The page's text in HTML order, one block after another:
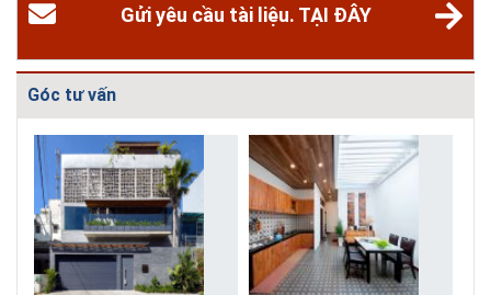
Gửi yêu cầu tài liệu. TẠI ĐÂY
Góc tư vấn